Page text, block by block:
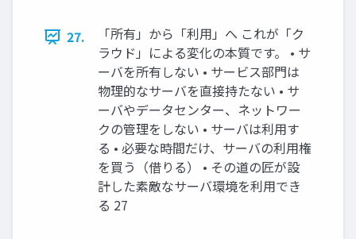
27.
「所有」から「利用」へ これが「ク
ラウド」による変化の本質です。 • サ
ーバを所有しない • サービス部門は
物理的なサーバを直接持たない • サ
ーバやデータセンター、ネットワー
クの管理をしない • サーバは利用す
る • 必要な時間だけ、サーバの利用権
を買う（借りる） • その道の匠が設
計した素敵なサーバ環境を利用でき
る 27